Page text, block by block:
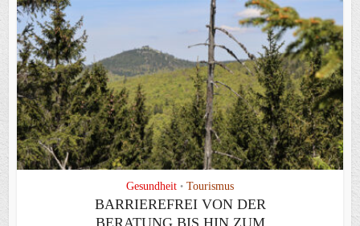
Gesundheit • Tourismus
BARRIEREFREI VON DER